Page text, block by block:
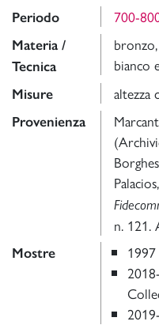
Periodo 700-
Materia /
Tecnica
bianco
Misure altezza
Provenienza
n. 121.
Mostre